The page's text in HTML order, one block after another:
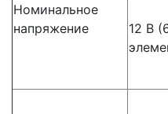
Номинальное
напряжение
12 В